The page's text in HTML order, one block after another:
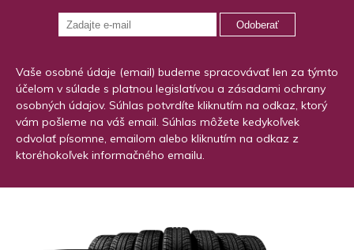
Odoberať
Vaše osobné údaje (email) budeme spracovávať len za týmto
účelom v súlade s platnou legislatívou a zásadami ochrany
osobných údajov. Súhlas potvrdíte kliknutím na odkaz, ktorý
vám pošleme na váš email. Súhlas môžete kedykoľvek
odvolať písomne, emailom alebo kliknutím na odkaz z
ktoréhokoľvek informačného emailu.